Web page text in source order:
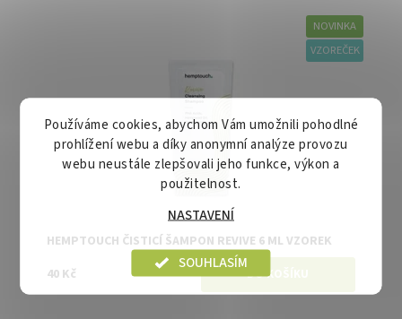
NOVINKA
VZOREČEK
HEMPTOUCH ČISTICÍ ŠAMPON REVIVE 6 ML VZOREK
40 Kč
Používáme cookies, abychom Vám umožnili pohodlné
prohlížení webu a díky anonymní analýze provozu
webu neustále zlepšovali jeho funkce, výkon a
použitelnost.
NASTAVENÍ
SOUHLASÍM